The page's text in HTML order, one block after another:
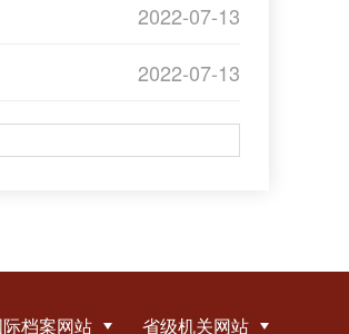
2022-07-13
2022-07-13
档案网站 省级机关网站